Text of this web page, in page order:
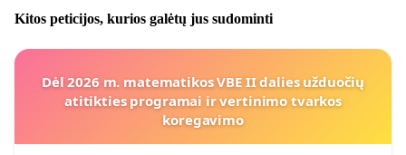
Kitos peticijos, kurios galėtų jus sudominti
Dėl 2026 m. matematikos VBE II dalies užduočių
atitikties programai ir vertinimo tvarkos
koregavimo